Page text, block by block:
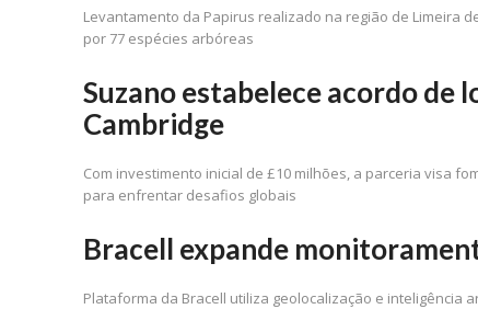
Levantamento da Papirus realizado na região de Limeira
por 77 espécies arbóreas
Suzano estabelece acordo de
Cambridge
Com investimento inicial de £10 milhões, a parceria visa
para enfrentar desafios globais
Bracell expande
Plataforma da Bracell utiliza geolocalização e